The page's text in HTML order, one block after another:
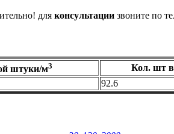
для консультации звоните по
штуки/м3 Кол. шт
92.6